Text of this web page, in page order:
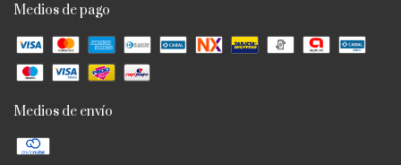
Medios de pago
Medios de envío